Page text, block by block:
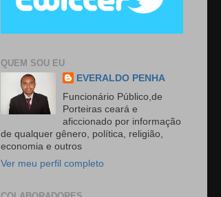
QUEM SOU EU
EVERALDO PENHA
Funcionário Público,de
Porteiras ceará e
aficcionado por informação
de qualquer gênero, política, religião,
economia e outros
Ver meu perfil completo